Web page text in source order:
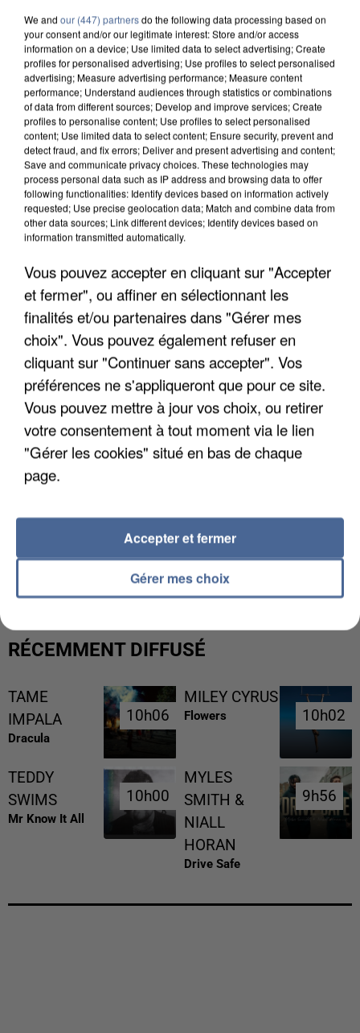
L’UN DES FONDATEURS SUPPOSÉS DE LA DZ
UN SECOND CADRE DE LA DZ MAFIA
INTERPELLÉ EN ALGÉRIE
RÉCEMMENT DIFFUSÉ
TAME
IMPALA
Dracula
10h06
10h06
MILEY CYRUS
Flowers 10h02
10h02
TEDDY
SWIMS
Mr Know It All
10h00
10h00
MYLES
SMITH &
NIALL
HORAN
Drive Safe
9h56
9h56
We and our (447) partnersdo the following data processing based on
your consent and/or our legitimate interest: Store and/or access
information on a device; Use limited data to select advertising; Create
profiles for personalised advertising; Use profiles to select personalised
advertising; Measure advertising performance; Measure content
performance; Understand audiences through statistics or combinations
of data from different sources; Develop and improve services; Create
profiles to personalise content; Use profiles to select personalised
content; Use limited data to select content; Ensure security, prevent and
detect fraud, and fix errors; Deliver and present advertising and content;
Save and communicate privacy choices. These technologies may
process personal data such as IP address and browsing data to offer
following functionalities: Identify devices based on information actively
requested; Use precise geolocation data; Match and combine data from
other data sources; Link different devices; Identify devices based on
information transmitted automatically.
Vous pouvez accepter en cliquant sur "Accepter
et fermer", ou affiner en sélectionnant les
finalités et/ou partenaires dans "Gérer mes
choix". Vous pouvez également refuser en
cliquant sur "Continuer sans accepter". Vos
préférences ne s'appliqueront que pour ce site.
Vous pouvez mettre à jour vos choix, ou retirer
votre consentement à tout moment via le lien
"Gérer les cookies" situé en bas de chaque
page.
Gérer mes choix
Accepter et fermer